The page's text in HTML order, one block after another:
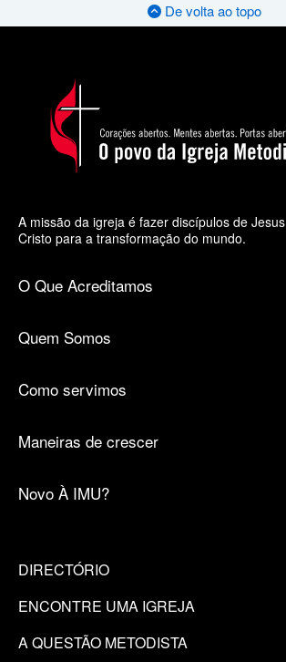
De volta ao topo
A missão da igreja é fazer discípulos de Jesus
Cristo para a transformação do mundo.
O Que Acreditamos
Quem Somos
Como servimos
Maneiras de crescer
Novo À IMU?
DIRECTÓRIO
ENCONTRE UMA IGREJA
A QUESTÃO METODISTA